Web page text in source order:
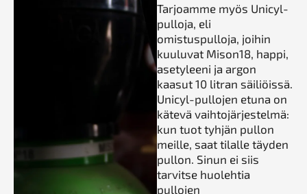
Tarjoamme myös Unicyl-
pulloja, eli
omistuspulloja, joihin
kuuluvat Mison18, happi,
asetyleeni ja argon
kaasut 10 litran säiliöissä.
Unicyl-pullojen etuna on
kätevä vaihtojärjestelmä:
kun tuot tyhjän pullon
meille, saat tilalle täyden
pullon. Sinun ei siis
tarvitse huolehtia
pullojen